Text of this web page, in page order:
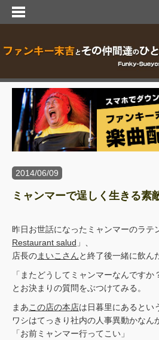
2014/06/09
ミャンマーで逞しく生きる素
昨日お世話になったミャンマーのラテ
Restaurant salud 」、
店長のまいこさんと終了後一緒に飲ん
「またどうしてミャンマーなんですか
とお決まりの質問をぶつけてみる。
まあこの店の本店は日暮里にあるとい
ワシはてっきり社内の人事異動かなん
「お前ミャンマー行ってこい」